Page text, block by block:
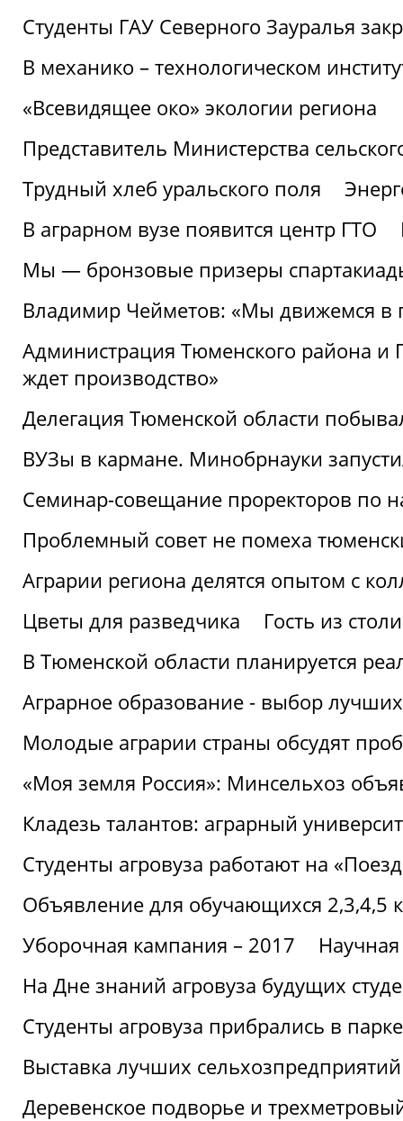
Студенты ГАУ Северного Зауралья
В механико – технологическом
«Всевидящее око» экологии региона
Представитель Министерства
Трудный хлеб уральского поля
В аграрном вузе появится центр ГТО
Мы — бронзовые призеры
Владимир Чейметов: «Мы движемся в
Администрация Тюменского района и
ждет производство»
Делегация Тюменской области
ВУЗы в кармане. Минобрнауки
Семинар-совещание проректоров по
Проблемный совет не помеха
Аграрии региона делятся опытом с
Цветы для разведчика
Гость из
В Тюменской области планируется
Аграрное образование - выбор лучших
Молодые аграрии страны обсудят
«Моя земля Россия»: Минсельхоз
Кладезь талантов: аграрный
Студенты агровуза работают на
Объявление для обучающихся 2,3,4,5
Уборочная кампания – 2017
На Дне знаний агровуза будущих
Студенты агровуза прибрались в
Выставка лучших
Деревенское подворье и